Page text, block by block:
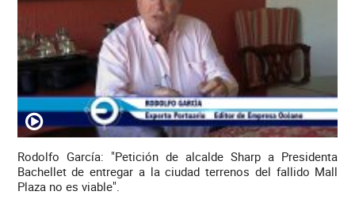
Rodolfo García: "Petición de alcalde Sharp a Presidenta
Bachellet de entregar a la ciudad terrenos del fallido Mall
Plaza no es viable".